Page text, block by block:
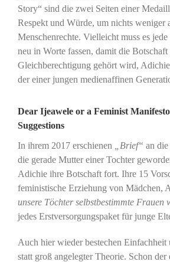
Story“ sind die zwei Seiten einer
Respekt und Würde, um nichts weniger
Menschenrechte. Vielleicht muss es
neu in Worte fassen, damit die Botschaft
Gleichberechtigung gehört wird,
der einer jungen medienaffinen
Dear Ijeawele or a Feminist
Suggestions
In ihrem 2017 erschienen
„Brief“ an
die gerade Mutter einer Tochter
Adichie ihre Botschaft fort. Ihre 15
feministische Erziehung von Mädchen,
unsere Töchter selbstbestimmte Frauen
jedes Erstversorgungspaket für junge
Auch hier wieder bestechen Einfachheit
statt groß angelegter Theorie. Schon der